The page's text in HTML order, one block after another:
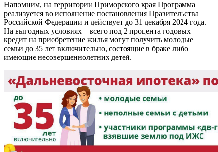
Напомним, на территории Приморского края Программа
реализуется во исполнение постановления Правительства
Российской Федерации и действует до 31 декабря 2024 года.
На выгодных условиях – всего под 2 процента годовых –
кредит на приобретение жилья могут получить молодые
семьи до 35 лет включительно, состоящие в браке либо
имеющие несовершеннолетних детей.